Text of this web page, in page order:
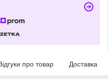
про товар Доставка